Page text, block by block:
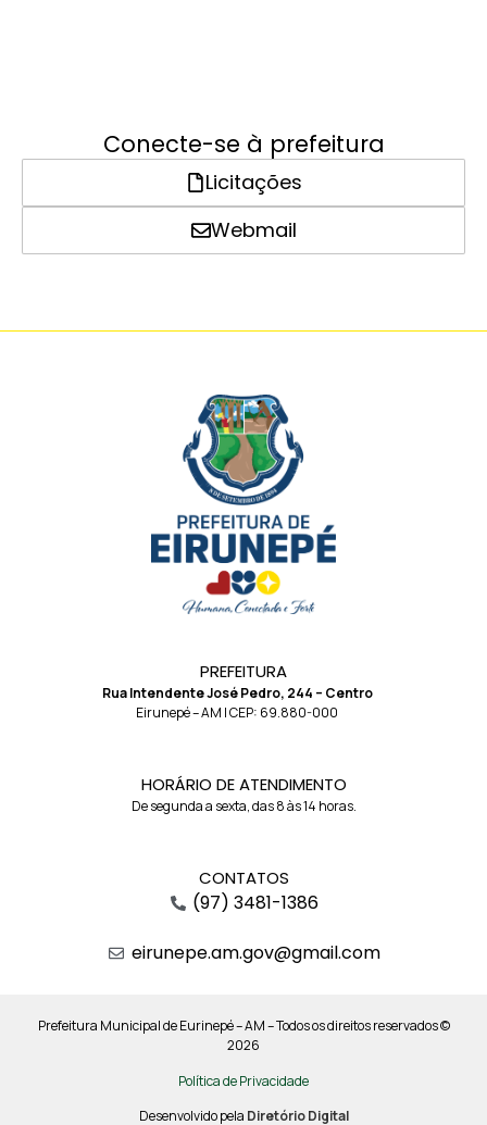
Conecte-se à prefeitura
Licitações
Webmail
PREFEITURA
Rua Intendente José Pedro, 244 – Centro
Eirunepé – AM | CEP: 69.880-000
HORÁRIO DE ATENDIMENTO
De segunda a sexta, das 8 às 14 horas.
CONTATOS
(97) 3481-1386
eirunepe.am.gov@gmail.com
Prefeitura Municipal de Eurinepé – AM – Todos os direitos reservados ©
2026
Política de Privacidade
Desenvolvido pela Diretório Digital